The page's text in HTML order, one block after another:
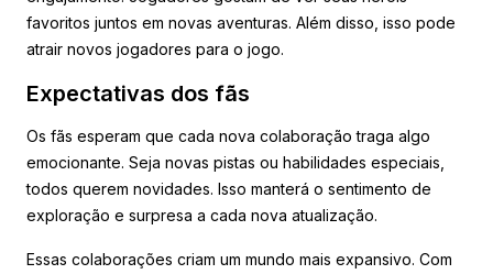
favoritos juntos em novas aventuras. Além disso, isso pode
atrair novos jogadores para o jogo.
Expectativas dos fãs
Os fãs esperam que cada nova colaboração traga algo
emocionante. Seja novas pistas ou habilidades especiais,
todos querem novidades. Isso manterá o sentimento de
exploração e surpresa a cada nova atualização.
Essas colaborações criam um mundo mais expansivo. Com